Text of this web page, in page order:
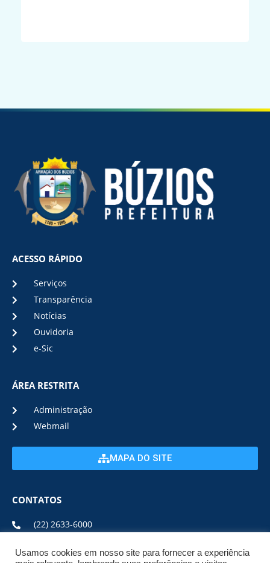
ACESSO RÁPIDO
Serviços
Transparência
Notícias
Ouvidoria
e-Sic
ÁREA RESTRITA
Administração
Webmail
MAPA DO SITE
CONTATOS
(22) 2633-6000
Usamos cookies em nosso site para fornecer a experiência